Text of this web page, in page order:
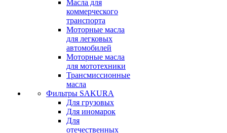
Масла для
коммерческого
транспорта
Моторные масла
для легковых
автомобилей
Моторные масла
для мототехники
Трансмиссионные
масла
Фильтры SAKURA
Для грузовых
Для иномарок
Для
отечественных